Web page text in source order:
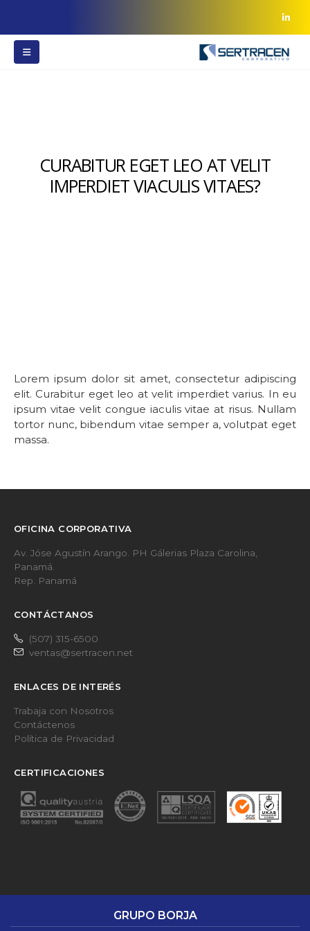
CURABITUR EGET LEO AT VELIT
IMPERDIET VIACULIS VITAES?
Lorem ipsum dolor sit amet, consectetur adipiscing
elit. Curabitur eget leo at velit imperdiet varius. In eu
ipsum vitae velit congue iaculis vitae at risus. Nullam
tortor nunc, bibendum vitae semper a, volutpat eget
massa.
OFICINA CORPORATIVA
Av. Jóse Agustín Arango. PH Gálerias Plaza Carolina,
Panamá.
Rep. Panamá
CONTÁCTANOS
(507) 315-6500
ventas@sertracen.net
ENLACES DE INTERÉS
Trabaja con Nosotros
Contáctenos
Política de Privacidad
CERTIFICACIONES
GRUPO BORJA